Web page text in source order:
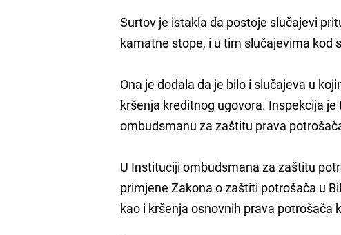
Surtov je istakla da postoje slučajevi
kamatne stope, i u tim slučajevima kod
Ona je dodala da je bilo i slučajeva u
kršenja kreditnog ugovora. Inspekcija
ombudsmanu za zaštitu prava
U Instituciji ombudsmana za zaštitu
primjene Zakona o zaštiti potrošača u
kao i kršenja osnovnih prava potrošača